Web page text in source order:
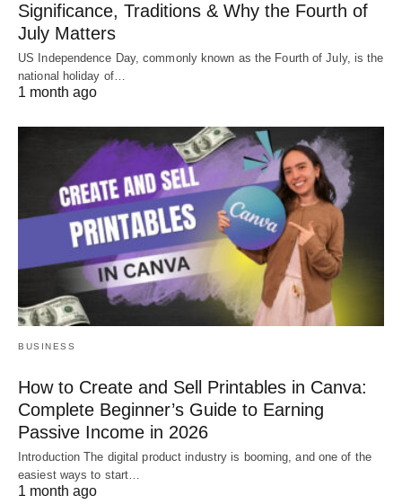
Significance, Traditions & Why the Fourth of
July Matters
US Independence Day, commonly known as the Fourth of July, is the
national holiday of…
1 month ago
BUSINESS
How to Create and Sell Printables in Canva:
Complete Beginner’s Guide to Earning
Passive Income in 2026
Introduction The digital product industry is booming, and one of the
easiest ways to start…
1 month ago